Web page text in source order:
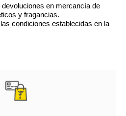
en mercancía de
y fragancias.
condiciones establecidas en la